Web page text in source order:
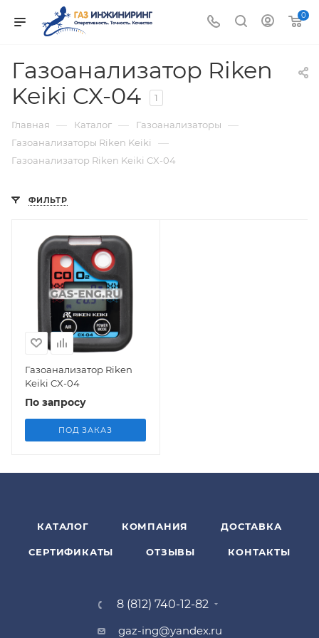
0
Газоанализатор Riken
Keiki CX-04
1
Главная — Каталог — Газоанализаторы —
Газоанализаторы Riken Keiki —
Газоанализатор Riken Keiki CX-04
ФИЛЬТР
Газоанализатор Riken
Keiki CX-04
По запросу
ПОД ЗАКАЗ
КАТАЛОГ КОМПАНИЯ ДОСТАВКА
СЕРТИФИКАТЫ ОТЗЫВЫ КОНТАКТЫ
8 (812) 740-12-82
gaz-ing@yandex.ru